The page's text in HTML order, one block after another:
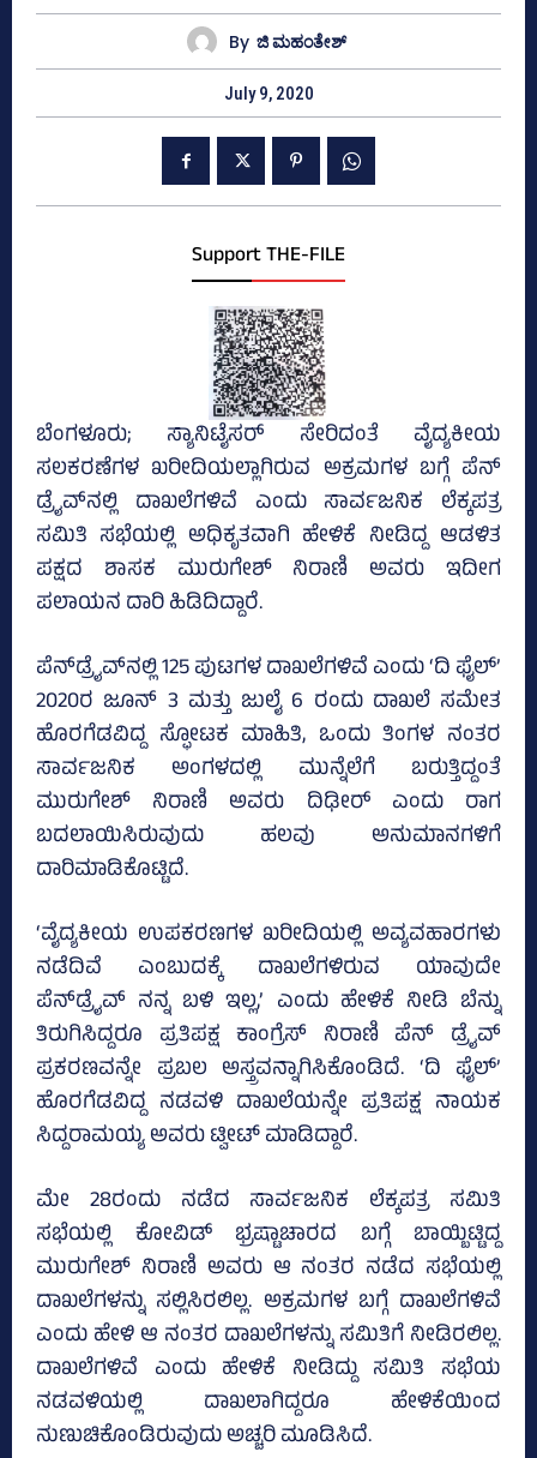
By ಜಿ ಮಹಂತೇಶ್
July 9, 2020
Support THE-FILE
ಬೆಂಗಳೂರು; ಸ್ಯಾನಿಟೈಸರ್‌ ಸೇರಿದಂತೆ ವೈದ್ಯಕೀಯ
ಸಲಕರಣೆಗಳ ಖರೀದಿಯಲ್ಲಾಗಿರುವ ಅಕ್ರಮಗಳ ಬಗ್ಗೆ ಪೆನ್‌
ಡ್ರೈವ್‌ನಲ್ಲಿ ದಾಖಲೆಗಳಿವೆ ಎಂದು ಸಾರ್ವಜನಿಕ ಲೆಕ್ಕಪತ್ರ
ಸಮಿತಿ ಸಭೆಯಲ್ಲಿ ಅಧಿಕೃತವಾಗಿ ಹೇಳಿಕೆ ನೀಡಿದ್ದ ಆಡಳಿತ
ಪಕ್ಷದ ಶಾಸಕ ಮುರುಗೇಶ್‌ ನಿರಾಣಿ ಅವರು ಇದೀಗ
ಪಲಾಯನ ದಾರಿ ಹಿಡಿದಿದ್ದಾರೆ.
ಪೆನ್‌ಡ್ರೈವ್‌ನಲ್ಲಿ 125 ಪುಟಗಳ ದಾಖಲೆಗಳಿವೆ ಎಂದು ‘ದಿ ಫೈಲ್‌’
2020ರ ಜೂನ್‌ 3 ಮತ್ತು ಜುಲೈ 6 ರಂದು ದಾಖಲೆ ಸಮೇತ
ಹೊರಗೆಡವಿದ್ದ ಸ್ಫೋಟಕ ಮಾಹಿತಿ, ಒಂದು ತಿಂಗಳ ನಂತರ
ಸಾರ್ವಜನಿಕ ಅಂಗಳದಲ್ಲಿ ಮುನ್ನೆಲೆಗೆ ಬರುತ್ತಿದ್ದಂತೆ
ಮುರುಗೇಶ್‌ ನಿರಾಣಿ ಅವರು ದಿಢೀರ್‌ ಎಂದು ರಾಗ
ಬದಲಾಯಿಸಿರುವುದು ಹಲವು ಅನುಮಾನಗಳಿಗೆ
ದಾರಿಮಾಡಿಕೊಟ್ಟಿದೆ.
‘ವೈದ್ಯಕೀಯ ಉಪಕರಣಗಳ ಖರೀದಿಯಲ್ಲಿ ಅವ್ಯವಹಾರಗಳು
ನಡೆದಿವೆ ಎಂಬುದಕ್ಕೆ ದಾಖಲೆಗಳಿರುವ ಯಾವುದೇ
ಪೆನ್‌ಡ್ರೈವ್‌ ನನ್ನ ಬಳಿ ಇಲ್ಲ,’ ಎಂದು ಹೇಳಿಕೆ ನೀಡಿ ಬೆನ್ನು
ತಿರುಗಿಸಿದ್ದರೂ ಪ್ರತಿಪಕ್ಷ ಕಾಂಗ್ರೆಸ್‌ ನಿರಾಣಿ ಪೆನ್‌ ಡ್ರೈವ್‌
ಪ್ರಕರಣವನ್ನೇ ಪ್ರಬಲ ಅಸ್ತ್ರವನ್ನಾಗಿಸಿಕೊಂಡಿದೆ. ‘ದಿ ಫೈಲ್‌’
ಹೊರಗೆಡವಿದ್ದ ನಡವಳಿ ದಾಖಲೆಯನ್ನೇ ಪ್ರತಿಪಕ್ಷ ನಾಯಕ
ಸಿದ್ದರಾಮಯ್ಯ ಅವರು ಟ್ವೀಟ್‌ ಮಾಡಿದ್ದಾರೆ.
ಮೇ 28ರಂದು ನಡೆದ ಸಾರ್ವಜನಿಕ ಲೆಕ್ಕಪತ್ರ ಸಮಿತಿ
ಸಭೆಯಲ್ಲಿ ಕೋವಿಡ್‌ ಭ್ರಷ್ಟಾಚಾರದ ಬಗ್ಗೆ ಬಾಯ್ಬಿಟ್ಟಿದ್ದ
ಮುರುಗೇಶ್‌ ನಿರಾಣಿ ಅವರು ಆ ನಂತರ ನಡೆದ ಸಭೆಯಲ್ಲಿ
ದಾಖಲೆಗಳನ್ನು ಸಲ್ಲಿಸಿರಲಿಲ್ಲ. ಅಕ್ರಮಗಳ ಬಗ್ಗೆ ದಾಖಲೆಗಳಿವೆ
ಎಂದು ಹೇಳಿ ಆ ನಂತರ ದಾಖಲೆಗಳನ್ನು ಸಮಿತಿಗೆ ನೀಡಿರಲಿಲ್ಲ.
ದಾಖಲೆಗಳಿವೆ ಎಂದು ಹೇಳಿಕೆ ನೀಡಿದ್ದು ಸಮಿತಿ ಸಭೆಯ
ನಡವಳಿಯಲ್ಲಿ ದಾಖಲಾಗಿದ್ದರೂ ಹೇಳಿಕೆಯಿಂದ
ನುಣುಚಿಕೊಂಡಿರುವುದು ಅಚ್ಚರಿ ಮೂಡಿಸಿದೆ.